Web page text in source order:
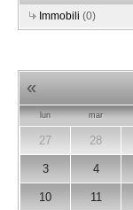
Immobili (0)
«
lun mar
27 28
3 4
10 11